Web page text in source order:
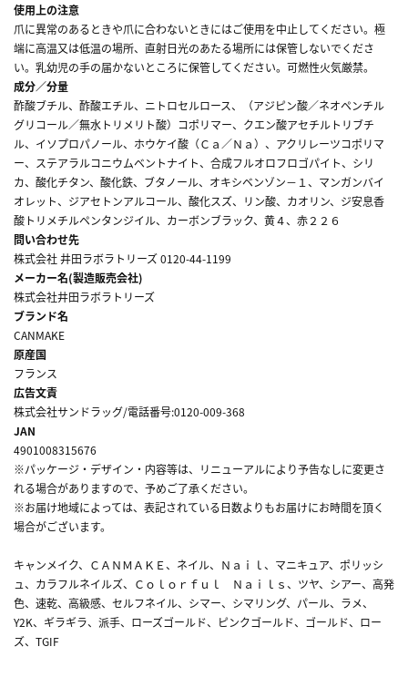
使用上の注意
爪に異常のあるときや爪に合わないときにはご使用を中止してください。極
端に高温又は低温の場所、直射日光のあたる場所には保管しないでくださ
い。乳幼児の手の届かないところに保管してください。可燃性火気厳禁。
成分／分量
酢酸ブチル、酢酸エチル、ニトロセルロース、（アジピン酸／ネオペンチル
グリコール／無水トリメリト酸）コポリマー、クエン酸アセチルトリブチ
ル、イソプロパノール、ホウケイ酸（Ｃａ／Ｎａ）、アクリレーツコポリマ
ー、ステアラルコニウムベントナイト、合成フルオロフロゴパイト、シリ
カ、酸化チタン、酸化鉄、ブタノール、オキシベンゾン－１、マンガンバイ
オレット、ジアセトンアルコール、酸化スズ、リン酸、カオリン、ジ安息香
酸トリメチルペンタンジイル、カーボンブラック、黄４、赤２２６
問い合わせ先
株式会社 井田ラボラトリーズ 0120-44-1199
メーカー名(製造販売会社)
株式会社井田ラボラトリーズ
ブランド名
CANMAKE
原産国
フランス
広告文責
株式会社サンドラッグ/電話番号:0120-009-368
JAN
4901008315676
※パッケージ・デザイン・内容等は、リニューアルにより予告なしに変更さ
れる場合がありますので、予めご了承ください。
※お届け地域によっては、表記されている日数よりもお届けにお時間を頂く
場合がございます。
キャンメイク、ＣＡＮＭＡＫＥ、ネイル、Ｎａｉｌ、マニキュア、ポリッシ
ュ、カラフルネイルズ、Ｃｏｌｏｒｆｕｌ Ｎａｉｌｓ、ツヤ、シアー、高発
色、速乾、高級感、セルフネイル、シマー、シマリング、パール、ラメ、
Y2K、ギラギラ、派手、ローズゴールド、ピンクゴールド、ゴールド、ロー
ズ、TGIF